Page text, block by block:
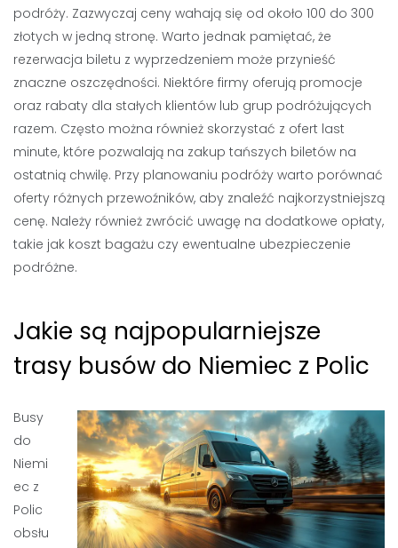
podróży. Zazwyczaj ceny wahają się od około 100 do 300
złotych w jedną stronę. Warto jednak pamiętać, że
rezerwacja biletu z wyprzedzeniem może przynieść
znaczne oszczędności. Niektóre firmy oferują promocje
oraz rabaty dla stałych klientów lub grup podróżujących
razem. Często można również skorzystać z ofert last
minute, które pozwalają na zakup tańszych biletów na
ostatnią chwilę. Przy planowaniu podróży warto porównać
oferty różnych przewoźników, aby znaleźć najkorzystniejszą
cenę. Należy również zwrócić uwagę na dodatkowe opłaty,
takie jak koszt bagażu czy ewentualne ubezpieczenie
podróżne.
Jakie są najpopularniejsze
trasy busów do Niemiec z Polic
Busy
do
Niemi
ec z
Polic
obsłu